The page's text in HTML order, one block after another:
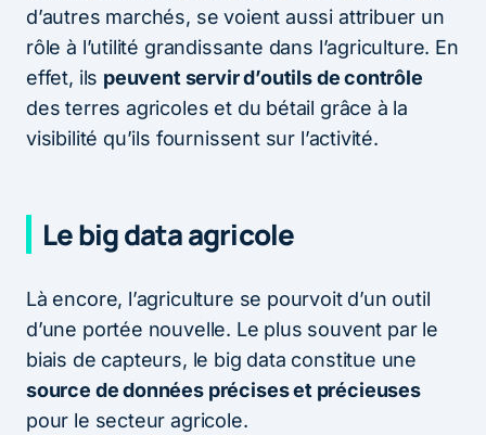
d’autres marchés, se voient aussi attribuer un
rôle à l’utilité grandissante dans l’agriculture. En
effet, ils peuvent servir d’outils de contrôle
des terres agricoles et du bétail grâce à la
visibilité qu’ils fournissent sur l’activité.
Le big data agricole
Là encore, l’agriculture se pourvoit d’un outil
d’une portée nouvelle. Le plus souvent par le
biais de capteurs, le big data constitue une
source de données précises et précieuses
pour le secteur agricole.